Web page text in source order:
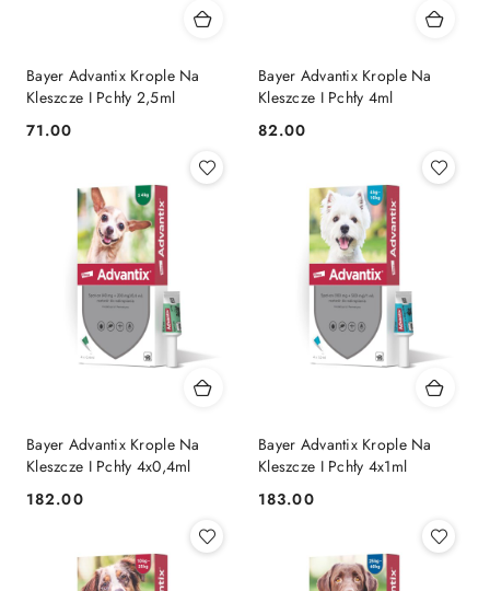
Bayer Advantix Krople Na
Kleszcze I Pchły 2,5ml
Cena:
71.00
Bayer Advantix Krople Na
Kleszcze I Pchły 4ml
Cena:
82.00
Bayer Advantix Krople Na
Kleszcze I Pchły 4x0,4ml
Cena:
182.00
Bayer Advantix Krople Na
Kleszcze I Pchły 4x1ml
Cena:
183.00